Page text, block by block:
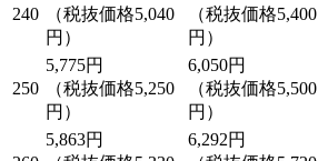
240
（税抜価格5,040
円）
（税抜価格5,400
円）
250
5,775円
（税抜価格5,250
円）
6,050円
（税抜価格5,500
円）
5,863円
6,292円